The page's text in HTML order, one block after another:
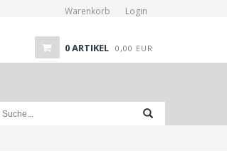
Warenkorb Login
0ARTIKEL 0,00 EUR